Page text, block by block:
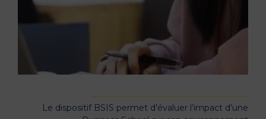
Le dispositif BSIS permet d’évaluer l’impact d’une